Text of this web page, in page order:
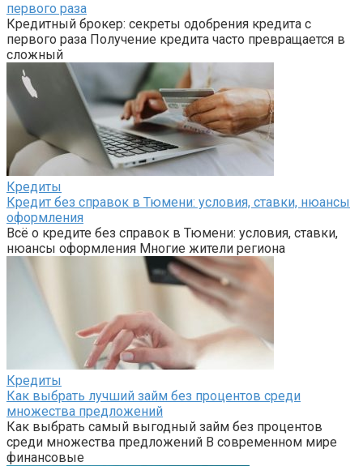
первого раза
Кредитный брокер: секреты одобрения кредита с
первого раза Получение кредита часто превращается в
сложный
Кредиты
Кредит без справок в Тюмени: условия, ставки, нюансы
оформления
Всё о кредите без справок в Тюмени: условия, ставки,
нюансы оформления Многие жители региона
Кредиты
Как выбрать лучший займ без процентов среди
множества предложений
Как выбрать самый выгодный займ без процентов
среди множества предложений В современном мире
финансовые